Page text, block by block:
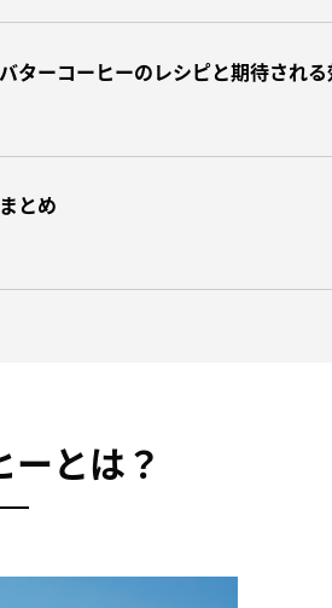
バターコーヒーのレシピと期待され
まとめ
とは？